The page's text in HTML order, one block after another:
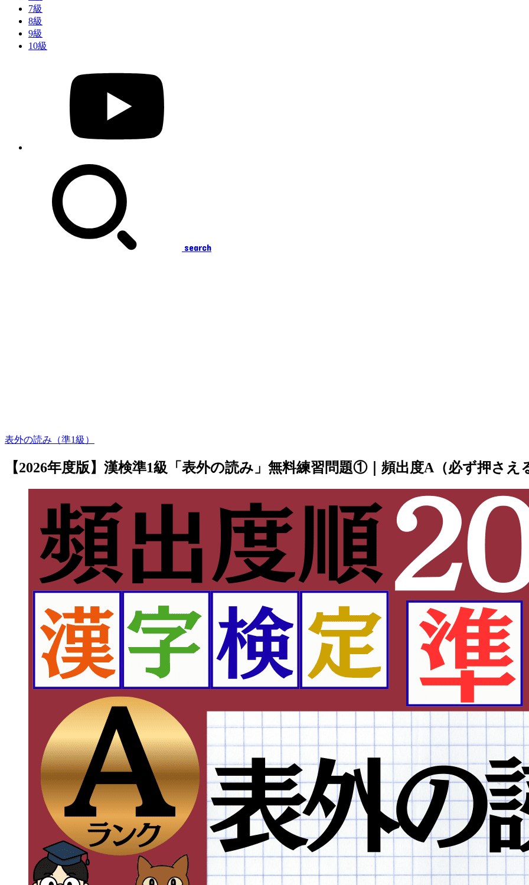
7級
8級
9級
10級
search
表外の読み（準1級）
【2026年度版】漢検準1級「表外の読み」無料練習問題①｜頻出度A（必ず押さえ